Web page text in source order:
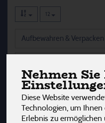
Nehmen
Diese Website
Technologien, um
Erlebnis zu ermöglichen
12
Aufbewahren & Verpacken
Keimgeräte & Zubehör
Küchenhelfer &